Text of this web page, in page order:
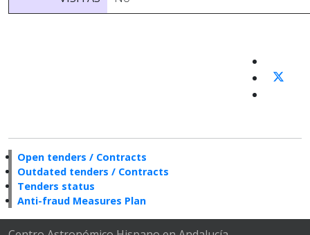
Open tenders / Contracts
Outdated tenders / Contracts
Tenders status
Anti-fraud Measures Plan